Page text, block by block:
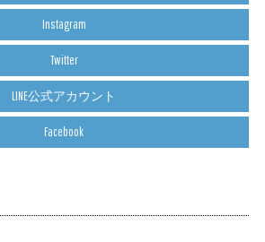
Instagram
Twitter
LINE公式アカウント
Facebook